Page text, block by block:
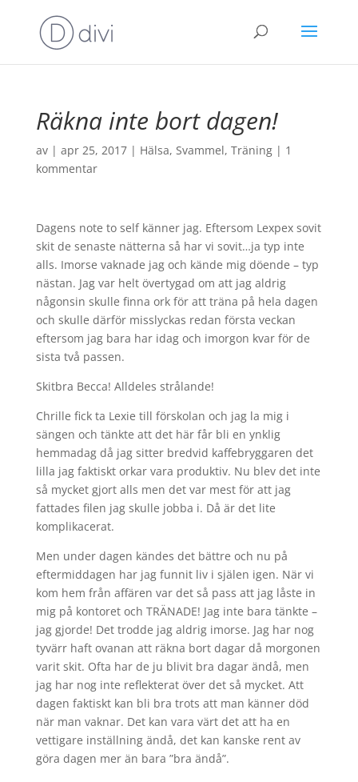
Räkna inte bort dagen!
av | apr 25, 2017| Hälsa, Svammel, Träning| 1
kommentar
Dagens note to self känner jag. Eftersom Lexpex sovit
skit de senaste nätterna så har vi sovit…ja typ inte
alls. Imorse vaknade jag och kände mig döende – typ
nästan. Jag var helt övertygad om att jag aldrig
någonsin skulle finna ork för att träna på hela dagen
och skulle därför misslyckas redan första veckan
eftersom jag bara har idag och imorgon kvar för de
sista två passen.
Skitbra Becca! Alldeles strålande!
Chrille fick ta Lexie till förskolan och jag la mig i
sängen och tänkte att det här får bli en ynklig
hemmadag då jag sitter bredvid kaffebryggaren det
lilla jag faktiskt orkar vara produktiv. Nu blev det inte
så mycket gjort alls men det var mest för att jag
fattades filen jag skulle jobba i. Då är det lite
komplikacerat.
Men under dagen kändes det bättre och nu på
eftermiddagen har jag funnit liv i själen igen. När vi
kom hem från affären var det så pass att jag låste in
mig på kontoret och TRÄNADE! Jag inte bara tänkte –
jag gjorde! Det trodde jag aldrig imorse. Jag har nog
tyvärr haft ovanan att räkna bort dagar då morgonen
varit skit. Ofta har de ju blivit bra dagar ändå, men
jag har nog inte reflekterat över det så mycket. Att
dagen faktiskt kan bli bra trots att man känner död
när man vaknar. Det kan vara värt det att ha en
vettigare inställning ändå, det kan kanske rent av
göra dagen mer än bara ”bra ändå”.